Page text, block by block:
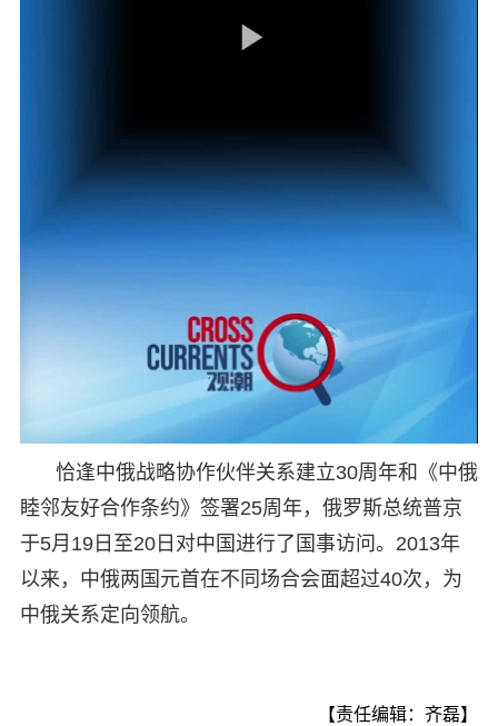
恰逢中俄战略协作伙伴关系建立30周年和《中俄
睦邻友好合作条约》签署25周年，俄罗斯总统普京
于5月19日至20日对中国进行了国事访问。2013年
以来，中俄两国元首在不同场合会面超过40次，为
中俄关系定向领航。
【责任编辑：齐磊】